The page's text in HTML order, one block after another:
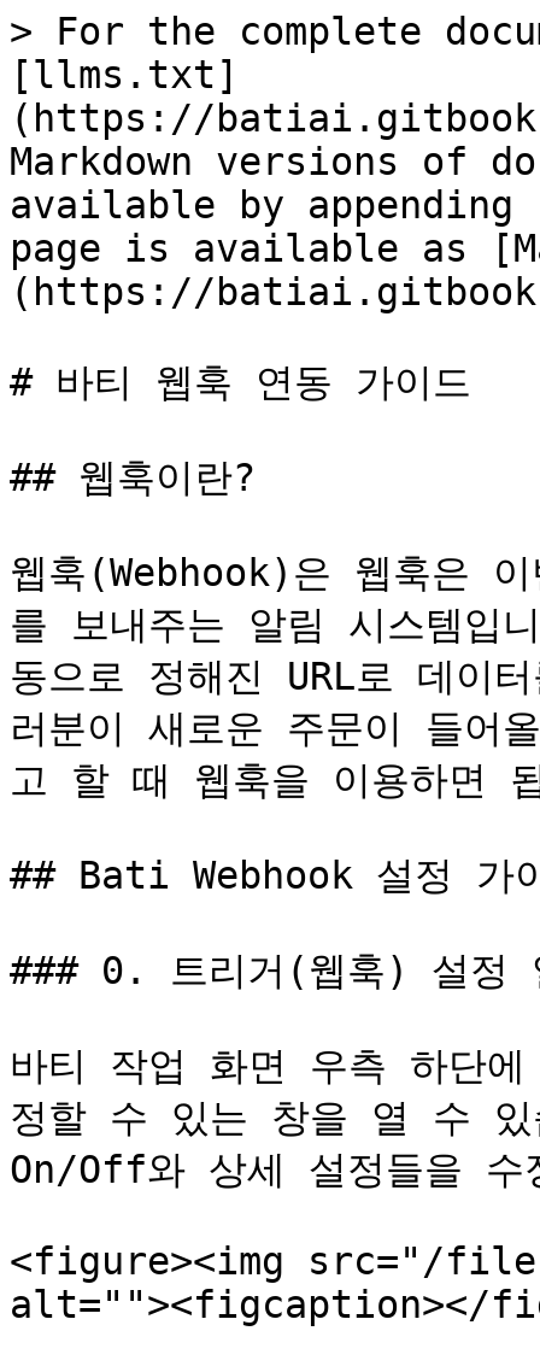
> For the complete
[llms.txt]
(https://
Markdown versions of
available by
page is available as
(https://
# 바티 웹훅 연동 가이드
## 웹훅이란?
웹훅(Webhook)은 웹훅은
를 보내주는 알림 시스템입
동으로 정해진 URL로 데이
러분이 새로운 주문이 들어
고 할 때 웹훅을 이용하면
## Bati Webhook 설정 가
### 0. 트리거(웹훅) 설정
바티 작업 화면 우측 하단
정할 수 있는 창을 열 수
On/Off와 상세 설정들을
<figure><img src="/files/
alt=""><figcaption></